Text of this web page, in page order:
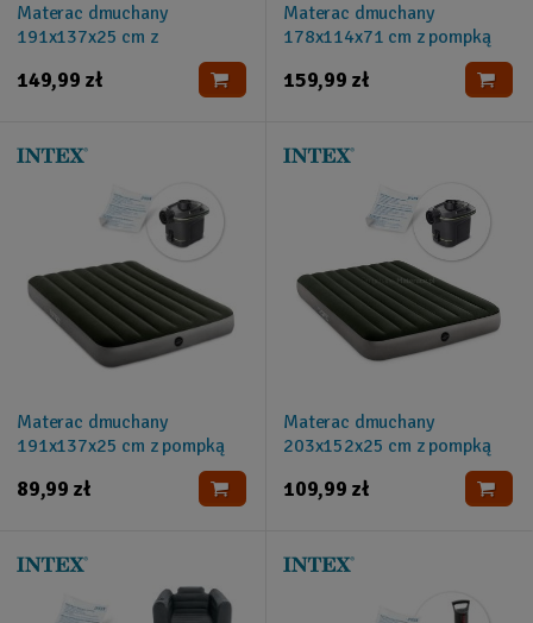
Materac dmuchany
191x137x25 cm z
elektryczną INTEX 64148
149,99 zł
Materac dmuchany
178x114x71 cm z pompką
tłokową INTEX 66814NP
159,99 zł
Materac dmuchany
191x137x25 cm z pompką
elektryczną INTEX 64778
89,99 zł
Materac dmuchany
203x152x25 cm z pompką
elektryczną INTEX 64779
109,99 zł